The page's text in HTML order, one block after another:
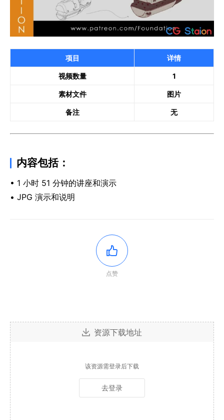
项目 详情
视频数量 1
素材文件 图片
备注 无
内容包括：
• 1 小时 51 分钟的讲座和演示
• JPG 演示和说明
点赞
资源下载地址
该资源需登录后下载
去登录